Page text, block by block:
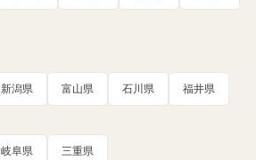
新潟県 富山県 石川県 福井県
岐阜県 三重県